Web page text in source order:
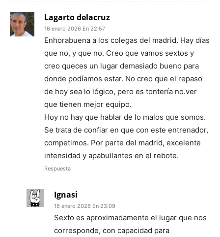
Lagarto delacruz
16 enero 2026 En 22:57
Enhorabuena a los colegas del madrid. Hay días
que no, y que no. Creo que vamos sextos y
creo queces un lugar demasiado bueno para
donde podíamos estar. No creo que el repaso
de hoy sea lo lógico, pero es tontería no.ver
que tienen mejor equipo.
Hoy no hay que hablar de lo malos que somos.
Se trata de confiar en que con este entrenador,
competimos. Por parte del madrid, excelente
intensidad y apabullantes en el rebote.
Respuesta
Ignasi
16 enero 2026 En 23:09
Sexto es aproximadamente el lugar que nos
corresponde, con capacidad para